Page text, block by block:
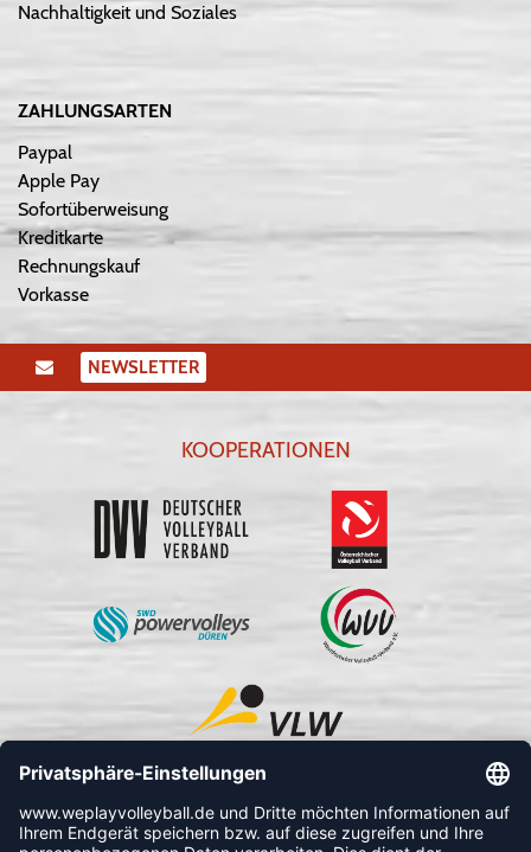
Nachhaltigkeit und Soziales
ZAHLUNGSARTEN
Paypal
Apple Pay
Sofortüberweisung
Kreditkarte
Rechnungskauf
Vorkasse
NEWSLETTER
KOOPERATIONEN
FOLLOW US